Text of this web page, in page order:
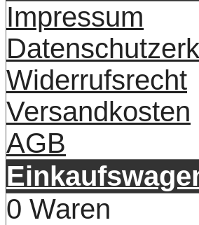
Impressum
Widerrufsrecht
Versandkosten
AGB
0 Waren